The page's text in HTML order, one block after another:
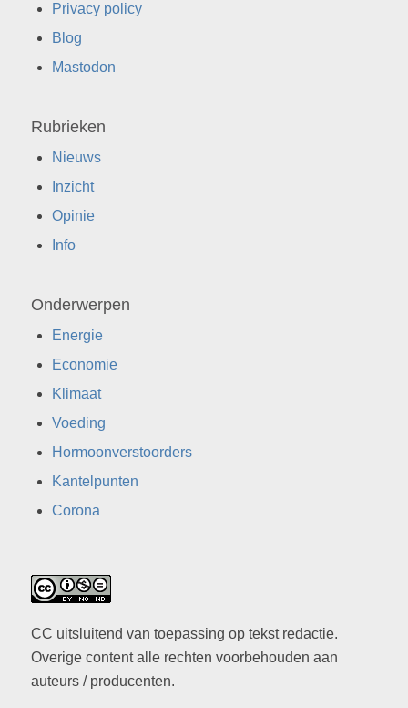
Privacy policy
Blog
Mastodon
Rubrieken
Nieuws
Inzicht
Opinie
Info
Onderwerpen
Energie
Economie
Klimaat
Voeding
Hormoonverstoorders
Kantelpunten
Corona
CC uitsluitend van toepassing op tekst redactie.
Overige content alle rechten voorbehouden aan
auteurs / producenten.